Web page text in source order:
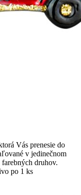
Vás prenesie do
v jedinečnom
druhov.
po 1 ks